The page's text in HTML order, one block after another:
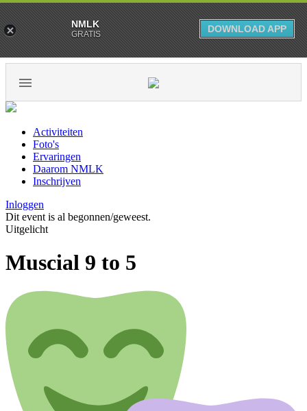
Activiteiten
Foto's
Ervaringen
Daarom NMLK
Inschrijven
Inloggen
Dit event is al begonnen/geweest.
Uitgelicht
Muscial 9 to 5
NMLK
GRATIS DOWNLOAD APP